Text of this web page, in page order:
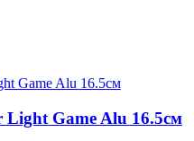
Light Game Alu 16.5см